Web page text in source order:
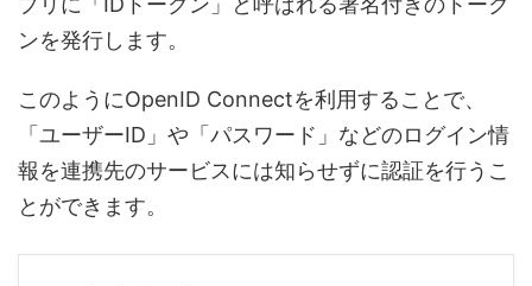
ンを発行します。
このようにOpenID Connectを利用することで、
「ユーザーID」や「パスワード」などのログイン情
報を連携先のサービスには知らせずに認証を行うこ
とができます。